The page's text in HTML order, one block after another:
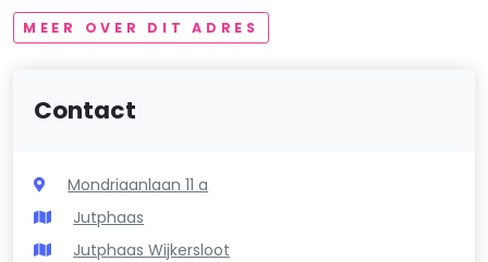
MEER OVER DIT ADRES
Contact
Mondriaanlaan 11 a
Jutphaas
Jutphaas Wijkersloot